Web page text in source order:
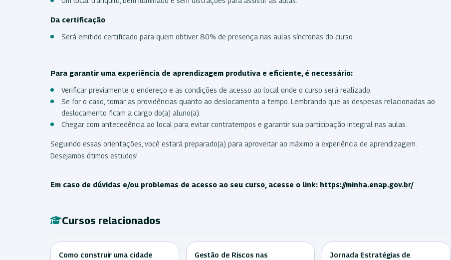
Da certificação
Será emitido certificado para quem obtiver 80% de presença nas aulas síncronas do curso.
Para garantir uma experiência de aprendizagem produtiva e eficiente, é necessário:
Verificar previamente o endereço e as condições de acesso ao local onde o curso será realizado.
Se for o caso, tomar as providências quanto ao deslocamento a tempo. Lembrando que as despesas relacionadas ao
deslocamento ficam a cargo do(a) aluno(a).
Chegar com antecedência ao local para evitar contratempos e garantir sua participação integral nas aulas.
Seguindo essas orientações, você estará preparado(a) para aproveitar ao máximo a experiência de aprendizagem.
Desejamos ótimos estudos!
Em caso de dúvidas e/ou problemas de acesso ao seu curso, acesse o link: https://minha.enap.gov.br/
Cursos relacionados
Como construir uma cidade
Gestão de Riscos nas
Jornada Estratégias de